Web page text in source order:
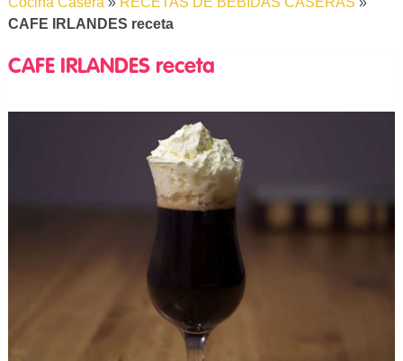
CAFE IRLANDES receta
CAFE IRLANDES receta